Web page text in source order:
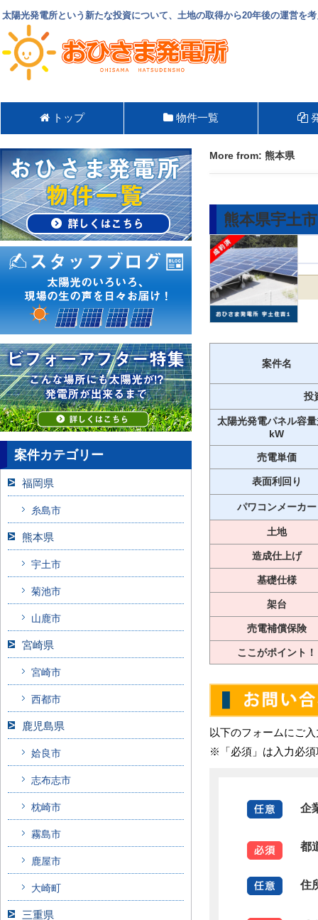
太陽光発電所という新たな投資について、土地の取得から20年後の運営を
トップ 物件一覧
案件カテゴリー
福岡県
糸島市
熊本県
宇土市
菊池市
山鹿市
宮崎県
宮崎市
西都市
鹿児島県
姶良市
志布志市
枕崎市
霧島市
鹿屋市
大崎町
三重県
More from: 熊本県
熊本県宇土
案件名
投
太陽光発電パネル容
kW
売電単価
表面利回り
パワコンメーカー
土地
造成仕上げ
基礎仕様
架台
売電補償保険
ここがポイント！
以下のフォームにご
※「必須」は入力必
企
都
住